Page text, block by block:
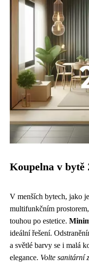
Koupelna v
V menších bytech, jako
multifunkčním
touhou po estetice.
ideální řešení.
a světlé barvy se i malá
elegance. Volte sanitární